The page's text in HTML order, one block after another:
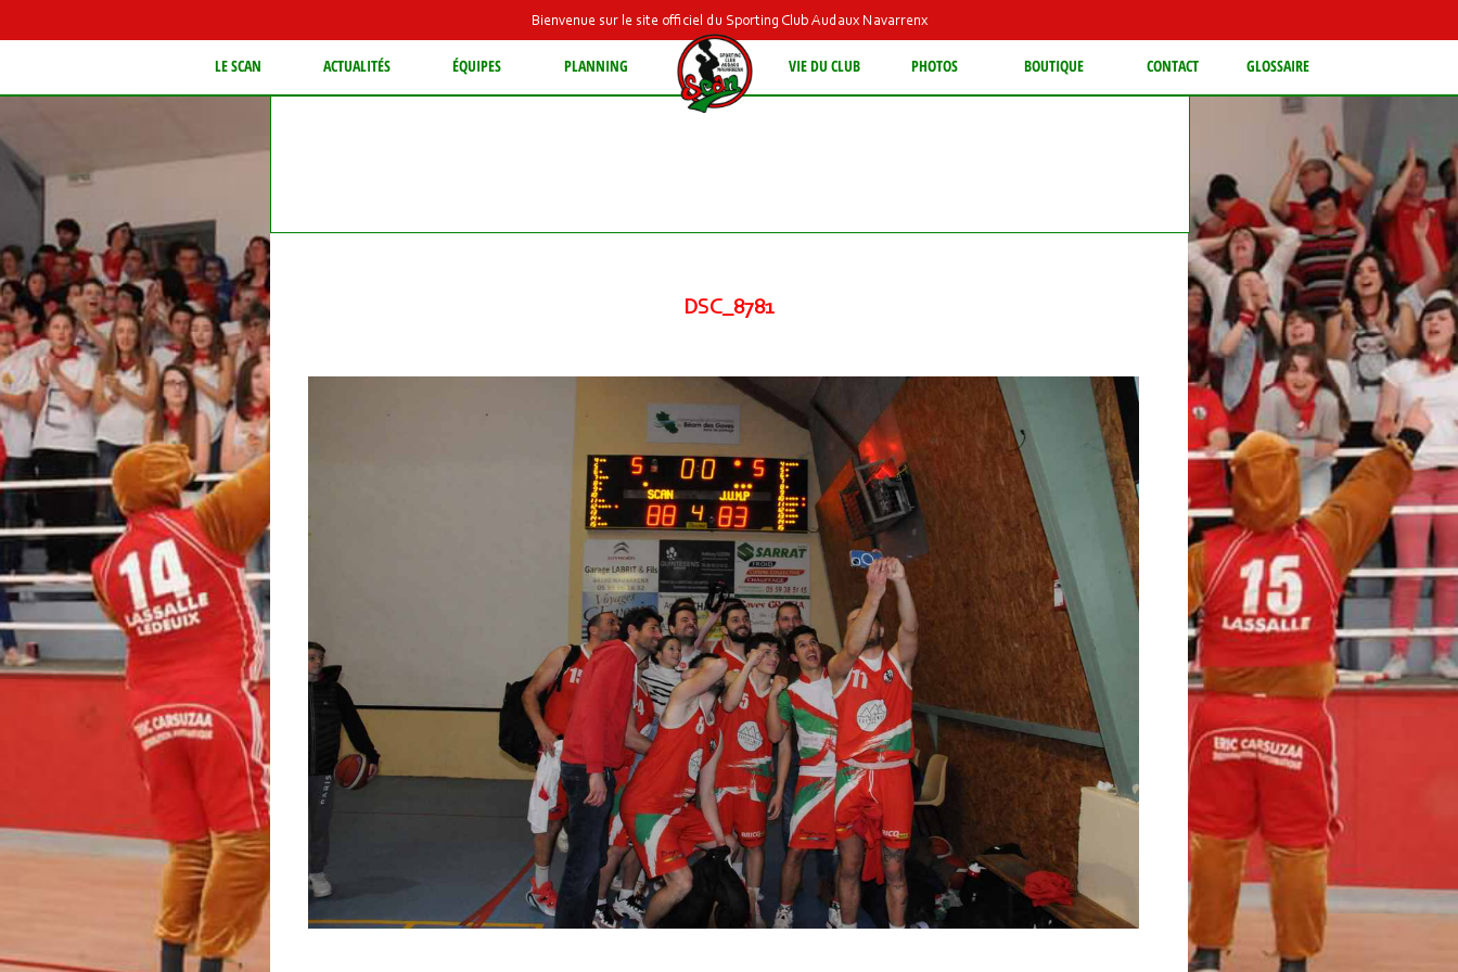
Bienvenue sur le site officiel du Sporting Club Audaux Navarrenx
LE SCAN ACTUALITÉS ÉQUIPES PLANNING VIE DU CLUB PHOTOS BOUTIQUE CONTACT GLOSSAIRE
DSC_8781